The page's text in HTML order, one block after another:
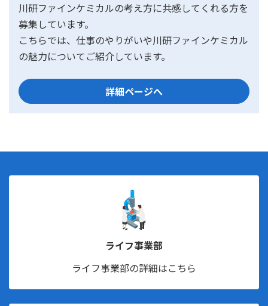
川研ファインケミカルの考え方に共感してくれる方を
募集しています。
こちらでは、仕事のやりがいや川研ファインケミカル
の魅力についてご紹介しています。
詳細ページへ
ライフ事業部
ライフ事業部の詳細はこちら